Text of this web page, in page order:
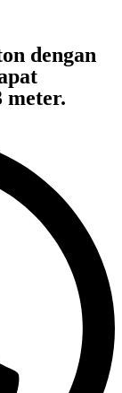
dengan
meter.